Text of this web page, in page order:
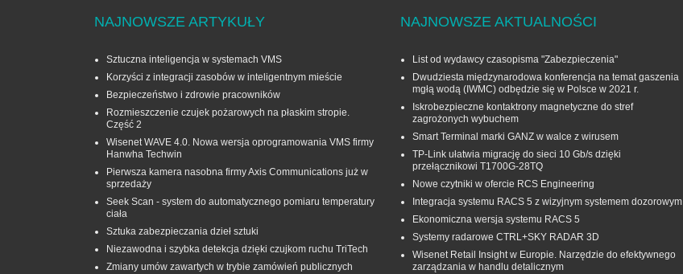
NAJNOWSZE ARTYKUŁY
Sztuczna inteligencja w systemach VMS
Korzyści z integracji zasobów w inteligentnym mieście
Bezpieczeństwo i zdrowie pracowników
Rozmieszczenie czujek pożarowych na płaskim stropie.
Część 2
Wisenet WAVE 4.0. Nowa wersja oprogramowania VMS firmy
Hanwha Techwin
Pierwsza kamera nasobna firmy Axis Communications już w
sprzedaży
Seek Scan - system do automatycznego pomiaru temperatury
ciała
Sztuka zabezpieczania dzieł sztuki
Niezawodna i szybka detekcja dzięki czujkom ruchu TriTech
Zmiany umów zawartych w trybie zamówień publicznych
NAJNOWSZE AKTUALNOŚCI
List od wydawcy czasopisma "Zabezpieczenia"
Dwudziesta międzynarodowa konferencja na temat gaszenia
mgłą wodą (IWMC) odbędzie się w Polsce w 2021 r.
Iskrobezpieczne kontaktrony magnetyczne do stref
zagrożonych wybuchem
Smart Terminal marki GANZ w walce z wirusem
TP-Link ułatwia migrację do sieci 10 Gb/s dzięki
przełącznikowi T1700G‑28TQ
Nowe czytniki w ofercie RCS Engineering
Integracja systemu RACS 5 z wizyjnym systemem dozorowym
Ekonomiczna wersja systemu RACS 5
Systemy radarowe CTRL+SKY RADAR 3D
Wisenet Retail Insight w Europie. Narzędzie do efektywnego
zarządzania w handlu detalicznym